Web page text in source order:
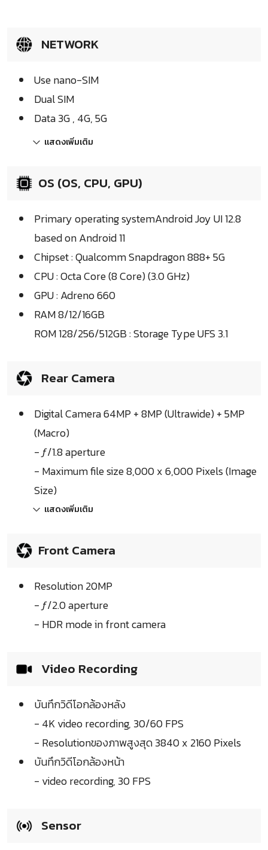
NETWORK
Use nano-SIM
Dual SIM
Data 3G , 4G, 5G
แสดงเพิ่มเติม
OS (OS, CPU, GPU)
Primary operating systemAndroid Joy UI 12.8
based on Android 11
Chipset : Qualcomm Snapdragon 888+ 5G
CPU : Octa Core (8 Core) (3.0 GHz)
GPU : Adreno 660
RAM 8/12/16GB
ROM 128/256/512GB : Storage Type UFS 3.1
Rear Camera
Digital Camera 64MP + 8MP (Ultrawide) + 5MP
(Macro)
- ƒ/1.8 aperture
- Maximum file size 8,000 x 6,000 Pixels (Image
Size)
แสดงเพิ่มเติม
Front Camera
Resolution 20MP
- ƒ/2.0 aperture
- HDR mode in front camera
Video Recording
บันทึกวิดีโอกล้องหลัง
- 4K video recording, 30/60 FPS
- Resolutionของภาพสูงสุด 3840 x 2160 Pixels
บันทึกวิดีโอกล้องหน้า
- video recording, 30 FPS
Sensor